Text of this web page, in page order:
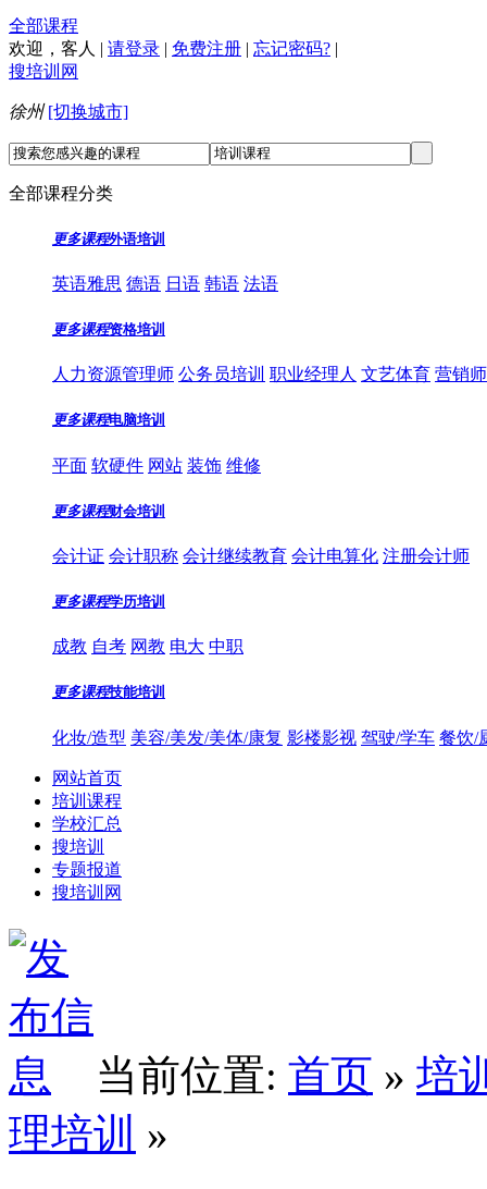
全部课程
欢迎， 客人 | 请登录 | 免费注册 | 忘记密码? |
搜培训网
徐州 [切换城市]
全部课程分类
更多课程外语培训
英语雅思 德语 日语 韩语 法语
更多课程资格培训
人力资源管理师 公务员培训 职业经理人 文艺体育 营销
更多课程电脑培训
平面 软硬件 网站 装饰 维修
更多课程财会培训
会计证 会计职称 会计继续教育 会计电算化 注册会计师
更多课程学历培训
成教 自考 网教 电大 中职
更多课程技能培训
化妆/造型 美容/美发/美体/康复 影楼影视 驾驶/学车 餐饮/
网站首页
培训课程
学校汇总
搜培训
专题报道
搜培训网
当前位置: 首页 » 培
理培训 »